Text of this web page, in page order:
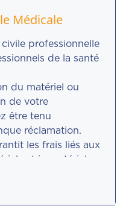
Médicale
civile professionnelle
de la santé
du matériel ou
de votre
être tenu
réclamation.
les frais liés aux
et immatériels
activité médicale
votre